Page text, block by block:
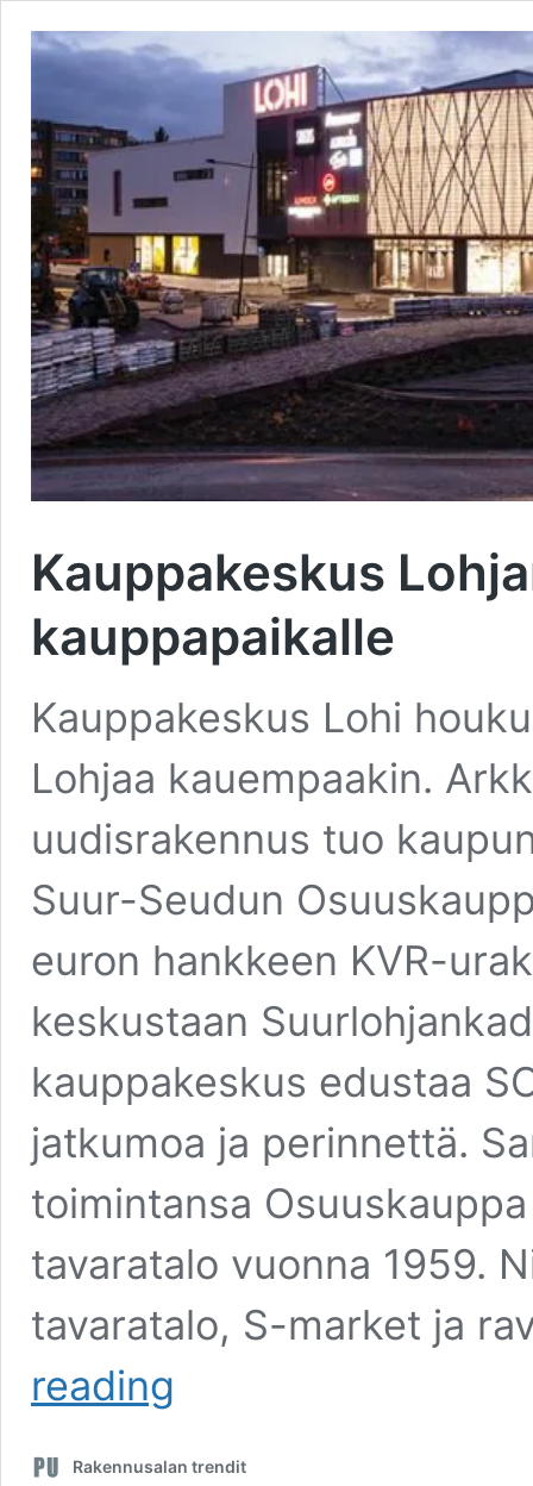
Kauppakeskus
kauppapaikalle
Kauppakeskus Lohi
Lohjaa kauempaakin.
uudisrakennus tuo
Suur-Seudun
euron hankkeen KVR-
keskustaan
kauppakeskus edustaa
jatkumoa ja perinnettä.
toimintansa
tavaratalo vuonna 1959.
tavaratalo, S-market ja
reading
Rakennusalan trendit